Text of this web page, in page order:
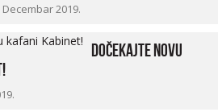
Decembar 2019.
Dočekajte Novu